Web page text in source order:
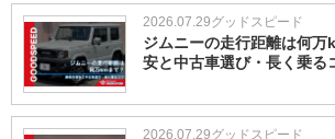
2026.07.29グッドスピード
ジムニーの走行距離は何万
安と中古車選び・長く乗る
2026.07.29グッドスピード